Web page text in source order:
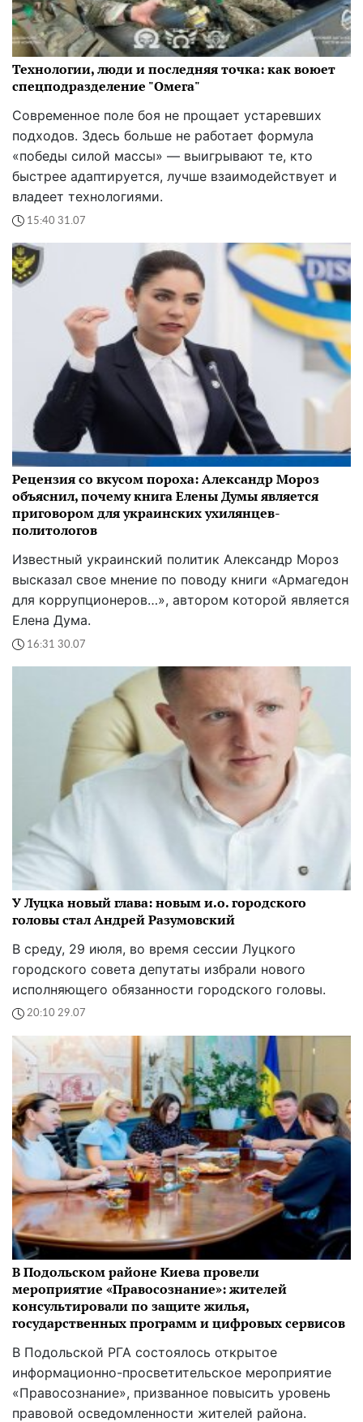
Технологии, люди и последняя точка: как воюет
спецподразделение "Омега"
Современное поле боя не прощает устаревших
подходов. Здесь больше не работает формула
«победы силой массы» — выигрывают те, кто
быстрее адаптируется, лучше взаимодействует и
владеет технологиями.
15:40 31.07
Рецензия со вкусом пороха: Александр Мороз
объяснил, почему книга Елены Думы является
приговором для украинских ухилянцев-
политологов
Известный украинский политик Александр Мороз
высказал свое мнение по поводу книги «Армагедон
для коррупционеров…», автором которой является
Елена Дума.
16:31 30.07
У Луцка новый глава: новым и.о. городского
головы стал Андрей Разумовский
В среду, 29 июля, во время сессии Луцкого
городского совета депутаты избрали нового
исполняющего обязанности городского головы.
20:10 29.07
В Подольском районе Киева провели
мероприятие «Правосознание»: жителей
консультировали по защите жилья,
государственных программ и цифровых сервисов
В Подольской РГА состоялось открытое
информационно-просветительское мероприятие
«Правосознание», призванное повысить уровень
правовой осведомленности жителей района.